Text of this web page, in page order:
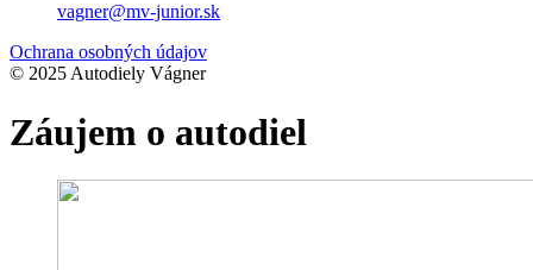
vagner@mv-junior.sk
Ochrana osobných údajov
© 2025 Autodiely Vágner
Záujem o autodiel